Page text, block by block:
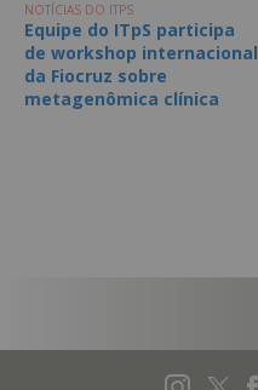
NOTÍCIAS DO ITPS
Equipe do ITpS participa
de workshop internacional
da Fiocruz sobre
metagenômica clínica